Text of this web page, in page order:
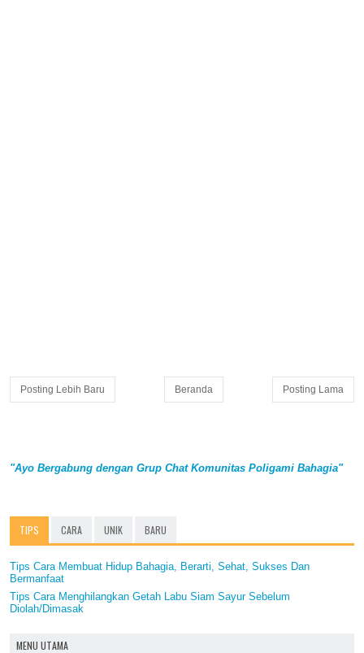
Posting Lebih Baru Posting Lama
Beranda
"Ayo Bergabung dengan Grup Chat Komunitas Poligami Bahagia"
TIPS CARA UNIK BARU
Tips Cara Membuat Hidup Bahagia, Berarti, Sehat, Sukses Dan
Bermanfaat
Tips Cara Menghilangkan Getah Labu Siam Sayur Sebelum
Diolah/Dimasak
MENU UTAMA